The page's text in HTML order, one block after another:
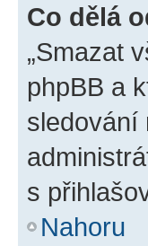
Co dělá
„Smazat
phpBB a
sledování
s
Nahoru